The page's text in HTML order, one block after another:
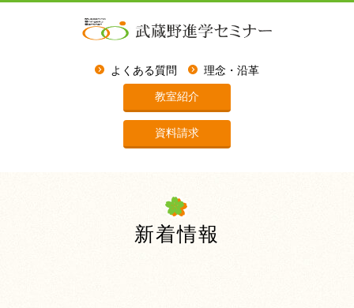
よくある質問 理念・沿革
教室紹介
資料請求
新着情報